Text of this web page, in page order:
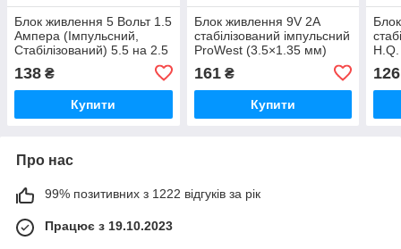
Блок живлення 5 Вольт 1.5
Ампера (Імпульсний,
Стабілізований) 5.5 на 2.5
138 ₴
Купити
Блок живлення 9V 2A
стабілізований імпульсний
ProWest (3.5×1.35 мм)
161₴
Купити
Про нас
99% позитивних з 1222 відгуків за рік
Працює з 19.10.2023